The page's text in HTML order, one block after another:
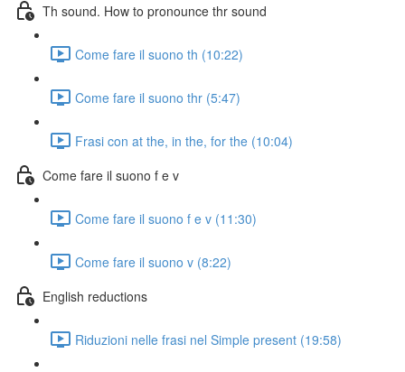
Th sound. How to pronounce thr sound
Come fare il suono th (10:22)
Come fare il suono thr (5:47)
Frasi con at the, in the, for the (10:04)
Come fare il suono f e v
Come fare il suono f e v (11:30)
Come fare il suono v (8:22)
English reductions
Riduzioni nelle frasi nel Simple present (19:58)